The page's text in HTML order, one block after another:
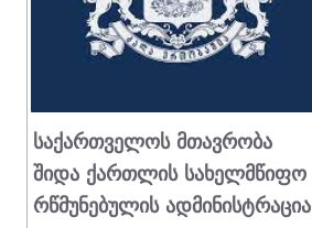
Საქართველოს Მთავრობა
Შიდა Ქართლის Სახელმწიფო
Რწმუნებულის Ადმინისტრაცია